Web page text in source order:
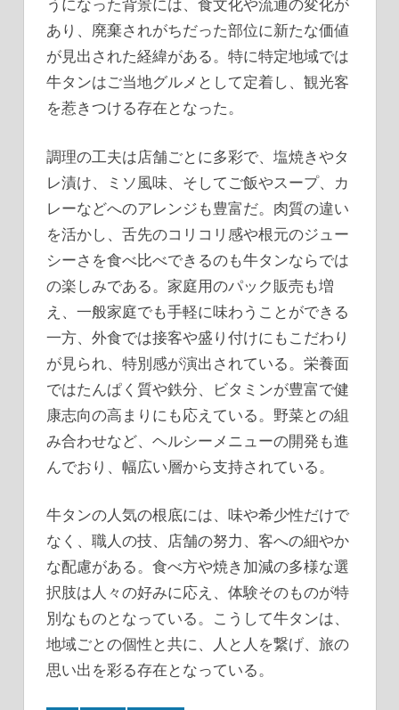
うになった背景には、食文化や流通の変化が
あり、廃棄されがちだった部位に新たな価値
が見出された経緯がある。特に特定地域では
牛タンはご当地グルメとして定着し、観光客
を惹きつける存在となった。
調理の工夫は店舗ごとに多彩で、塩焼きやタ
レ漬け、ミソ風味、そしてご飯やスープ、カ
レーなどへのアレンジも豊富だ。肉質の違い
を活かし、舌先のコリコリ感や根元のジュー
シーさを食べ比べできるのも牛タンならでは
の楽しみである。家庭用のパック販売も増
え、一般家庭でも手軽に味わうことができる
一方、外食では接客や盛り付けにもこだわり
が見られ、特別感が演出されている。栄養面
ではたんぱく質や鉄分、ビタミンが豊富で健
康志向の高まりにも応えている。野菜との組
み合わせなど、ヘルシーメニューの開発も進
んでおり、幅広い層から支持されている。
牛タンの人気の根底には、味や希少性だけで
なく、職人の技、店舗の努力、客への細やか
な配慮がある。食べ方や焼き加減の多様な選
択肢は人々の好みに応え、体験そのものが特
別なものとなっている。こうして牛タンは、
地域ごとの個性と共に、人と人を繋げ、旅の
思い出を彩る存在となっている。